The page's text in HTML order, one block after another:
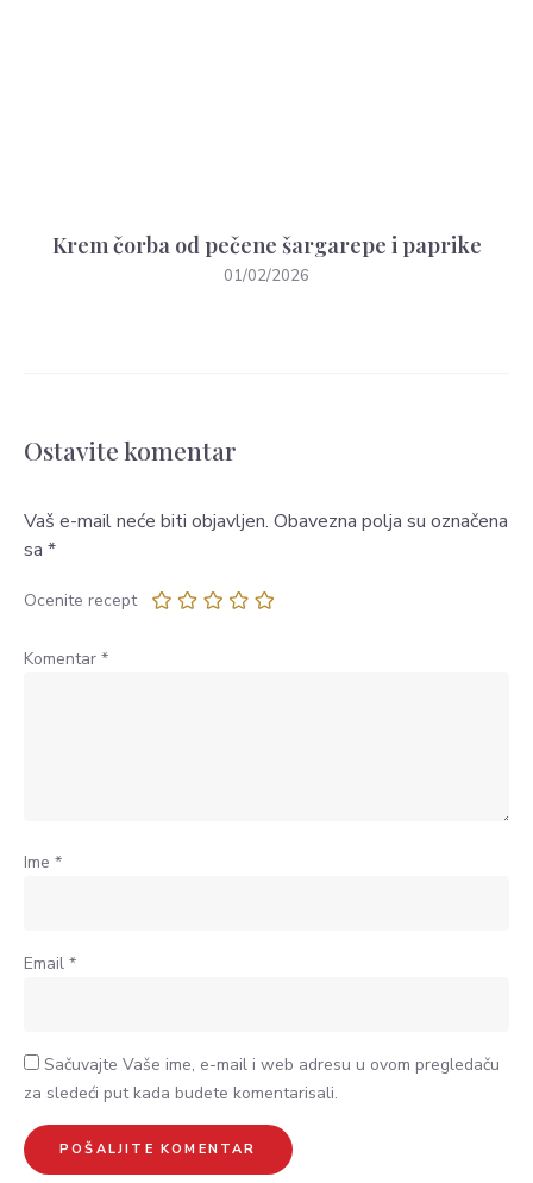
Krem čorba od pečene šargarepe i paprike
01/02/2026
Ostavite komentar
Vaš e-mail neće biti objavljen. Obavezna polja su označena
sa *
Ocenite recept
Komentar *
Ime *
Email *
Sačuvajte Vaše ime, e-mail i web adresu u ovom pregledaču
za sledeći put kada budete komentarisali.